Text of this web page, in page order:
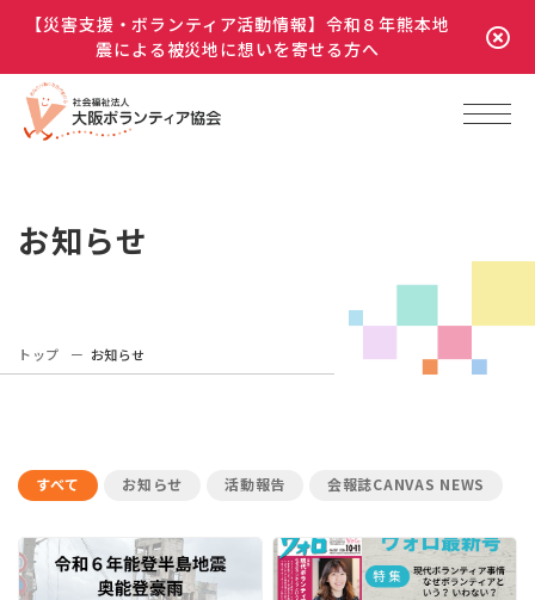
【災害支援・ボランティア活動情報】令和８年熊本地
震による被災地に想いを寄せる方へ
お知らせ
トップ お知らせ
すべて お知らせ 活動報告 会報誌CANVAS NEWS